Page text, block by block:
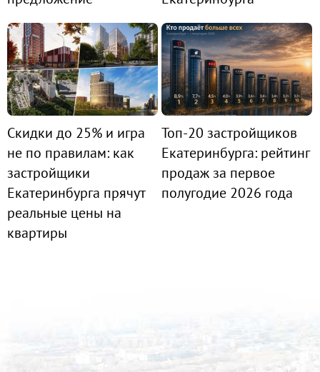
Скидки до 25% и игра
не по правилам: как
застройщики
Екатеринбурга прячут
реальные цены на
квартиры
Топ-20 застройщиков
Екатеринбурга: рейтинг
продаж за первое
полугодие 2026 года